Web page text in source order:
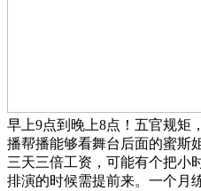
早上9点到晚上8点！五官规矩
播帮播能够看舞台后面的蜜斯
三天三倍工资，可能有个把小
排演的时候需提前来。一个月